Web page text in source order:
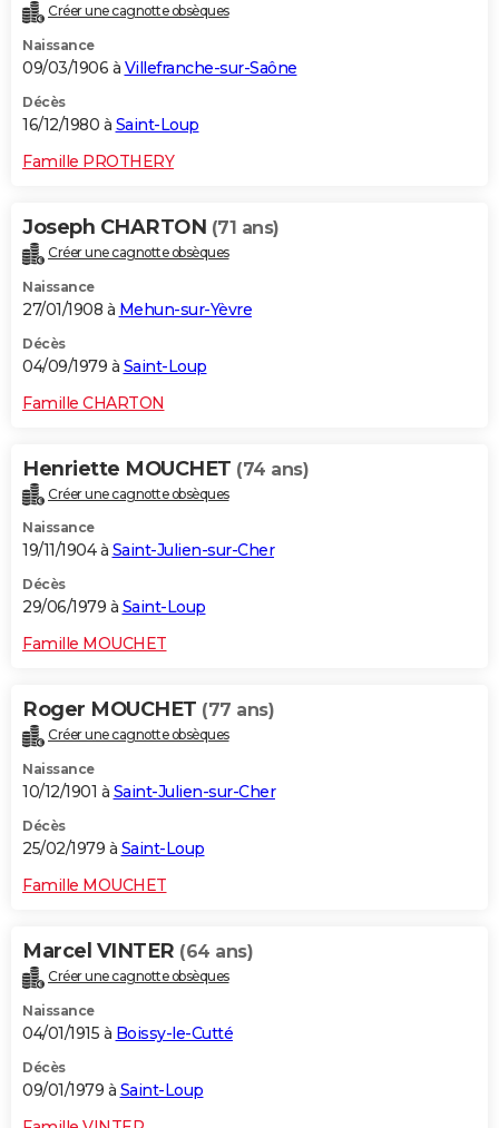
Créer une cagnotte obsèques
Naissance
09/03/1906 à Villefranche-sur-Saône
Décès
16/12/1980 à Saint-Loup
Famille PROTHERY
Joseph CHARTON (71 ans)
Créer une cagnotte obsèques
Naissance
27/01/1908 à Mehun-sur-Yèvre
Décès
04/09/1979 à Saint-Loup
Famille CHARTON
Henriette MOUCHET (74 ans)
Créer une cagnotte obsèques
Naissance
19/11/1904 à Saint-Julien-sur-Cher
Décès
29/06/1979 à Saint-Loup
Famille MOUCHET
Roger MOUCHET (77 ans)
Créer une cagnotte obsèques
Naissance
10/12/1901 à Saint-Julien-sur-Cher
Décès
25/02/1979 à Saint-Loup
Famille MOUCHET
Marcel VINTER (64 ans)
Créer une cagnotte obsèques
Naissance
04/01/1915 à Boissy-le-Cutté
Décès
09/01/1979 à Saint-Loup